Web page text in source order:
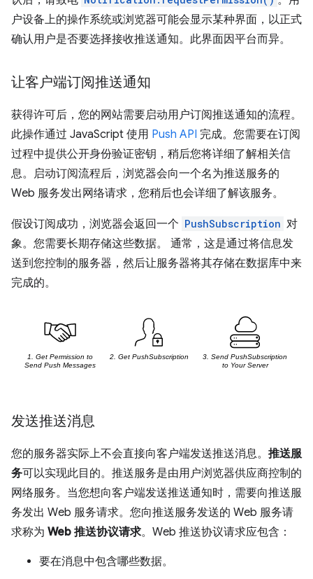
户设备上的操作系统或浏览器可能会显示某种界面，以正式
确认用户是否要选择接收推送通知。此界面因平台而异。
让客户端订阅推送通知
获得许可后，您的网站需要启动用户订阅推送通知的流程。
此操作通过 JavaScript 使用 Push API 完成。您需要在订阅
过程中提供公开身份验证密钥，稍后您将详细了解相关信
息。启动订阅流程后，浏览器会向一个名为推送服务的
Web 服务发出网络请求，您稍后也会详细了解该服务。
假设订阅成功，浏览器会返回一个 PushSubscription 对
象。您需要长期存储这些数据。 通常，这是通过将信息发
送到您控制的服务器，然后让服务器将其存储在数据库中来
完成的。
发送推送消息
您的服务器实际上不会直接向客户端发送推送消息。 推送服
务可以实现此目的。推送服务是由用户浏览器供应商控制的
网络服务。当您想向客户端发送推送通知时，需要向推送服
务发出 Web 服务请求。您向推送服务发送的 Web 服务请
求称为 Web 推送协议请求。Web 推送协议请求应包含：
要在消息中包含哪些数据。